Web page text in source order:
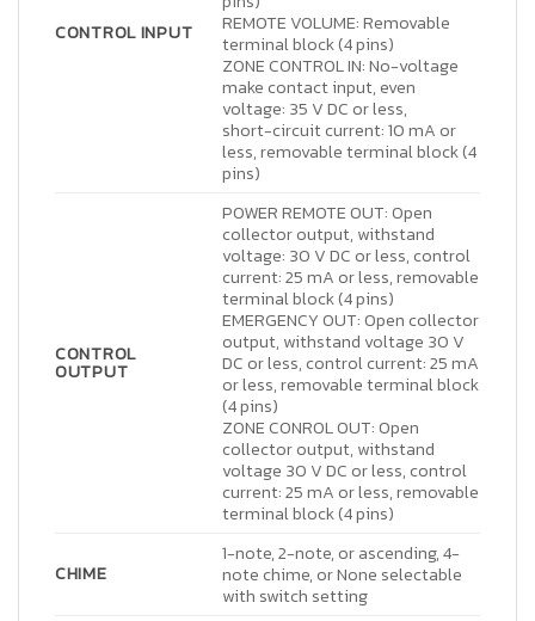
CONTROL INPUT
REMOTE VOLUME: Removable
terminal block (4 pins)
ZONE CONTROL IN: No-voltage
make contact input, even
voltage: 35 V DC or less,
short-circuit current: 10 mA or
less, removable terminal block (4
pins)
CONTROL
OUTPUT
POWER REMOTE OUT: Open
collector output, withstand
voltage: 30 V DC or less, control
current: 25 mA or less, removable
terminal block (4 pins)
EMERGENCY OUT: Open collector
output, withstand voltage 30 V
DC or less, control current: 25 mA
or less, removable terminal block
(4 pins)
ZONE CONROL OUT: Open
collector output, withstand
voltage 30 V DC or less, control
current: 25 mA or less, removable
terminal block (4 pins)
CHIME
1-note, 2-note, or ascending, 4-
note chime, or None selectable
with switch setting